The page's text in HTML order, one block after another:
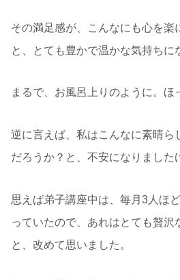
その満足感が、こんなにも心を楽
と、とても豊かで温かな気持ちに
まるで、お風呂上りのように。ほ
逆に言えば、私はこんなに素晴ら
だろうか？と、不安になりました
思えば弟子講座中は、毎月3人ほ
っていたので、あれはとても贅沢
と、改めて思いました。